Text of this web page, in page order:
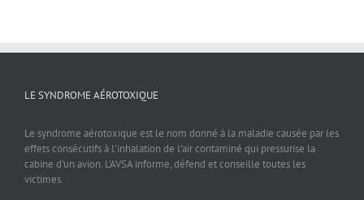
LE SYNDROME AÉROTOXIQUE
Le syndrome aérotoxique est le nom donné à la maladie causée par les
effets consécutifs à l'inhalation de l’air contaminé qui pressurise la
cabine d'un avion. L'AVSA informe, défend et conseille toutes les
victimes.